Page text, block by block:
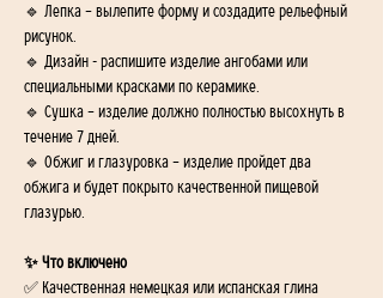
🔹 Лепка – вылепите форму и создадите рельефный
рисунок.
🔹 Дизайн - распишите изделие ангобами или
специальными красками по керамике.
🔹 Сушка – изделие должно полностью высохнуть в
течение 7 дней.
🔹 Обжиг и глазуровка – изделие пройдет два
обжига и будет покрыто качественной пищевой
глазурью.
✨ Что включено
✅ Качественная немецкая или испанская глина